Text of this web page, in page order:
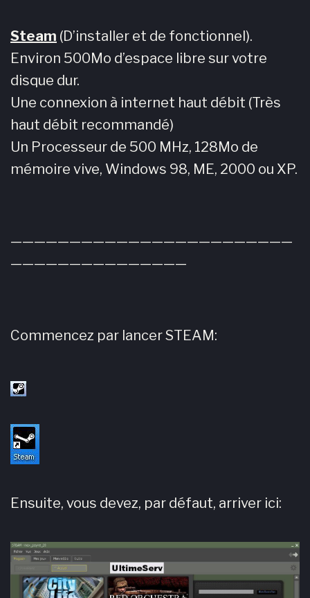
Steam (D’installer et de fonctionnel).
Environ 500Mo d’espace libre sur votre
disque dur.
Une connexion à internet haut débit (Très
haut débit recommandé)
Un Processeur de 500 MHz, 128Mo de
mémoire vive, Windows 98, ME, 2000 ou XP.
————————————————————————
———————————————
Commencez par lancer STEAM:
Ensuite, vous devez, par défaut, arriver ici: